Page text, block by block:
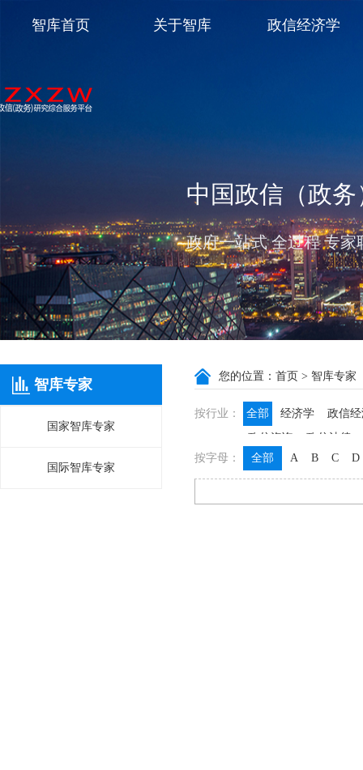
中国政信（政
政府一站式 全过程 专
智库首页 关于智库 政信经济学
智库专家
国家智库专家
国际智库专家
您的位置： 首页 > 智库专家
按行业： 全部 经济学
政信
政信咨询
政信法律
按字母：
全部 A B C D